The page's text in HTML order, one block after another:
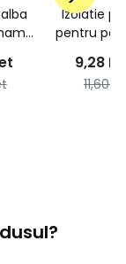
6
Izolatie
pentru
poli -
9,28
11,60